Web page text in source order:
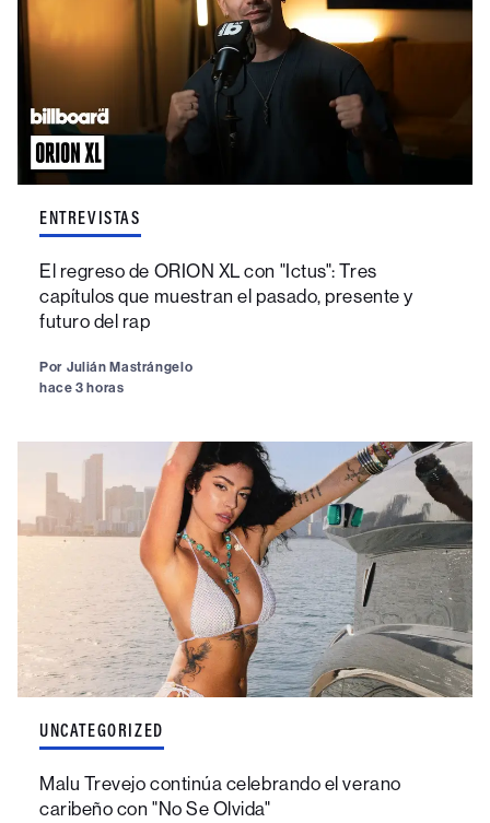
ENTREVISTAS
El regreso de ORION XL con "Ictus": Tres
capítulos que muestran el pasado, presente y
futuro del rap
Por Julián Mastrángelo
hace 3 horas
UNCATEGORIZED
Malu Trevejo continúa celebrando el verano
caribeño con "No Se Olvida"